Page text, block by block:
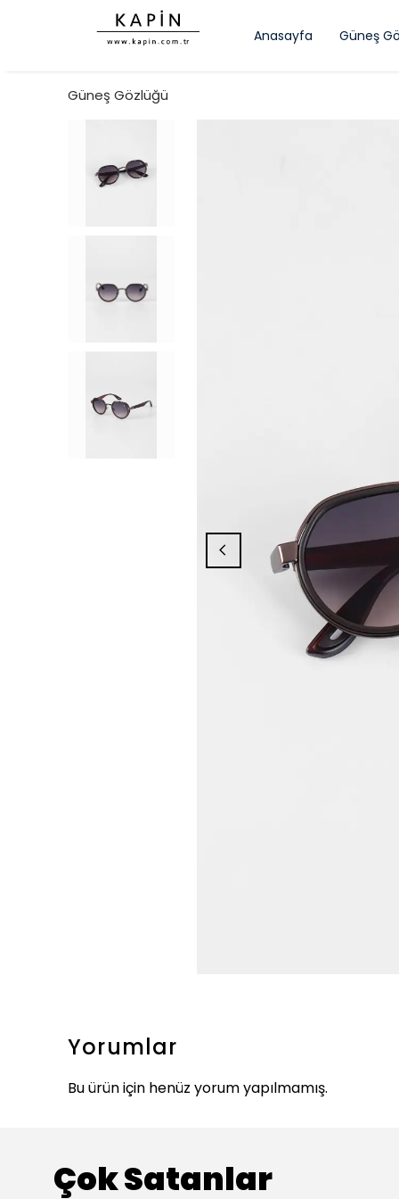
Anasayfa Güneş
Güneş Gözlüğü
Yorumlar
Bu ürün için henüz yorum yapılmamış.
Çok Satanlar